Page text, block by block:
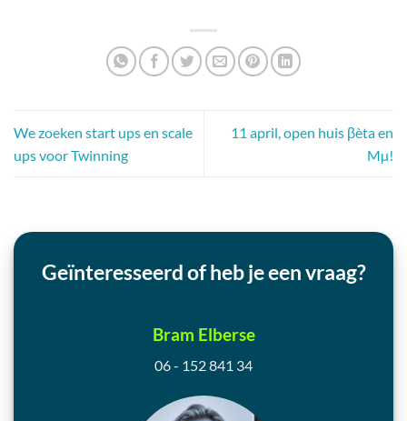
We zoeken start ups en scale
ups voor Twinning
11 april, open huis βèta en
Mµ!
Geïnteresseerd of heb je een vraag?
Bram Elberse
06 - 152 841 34